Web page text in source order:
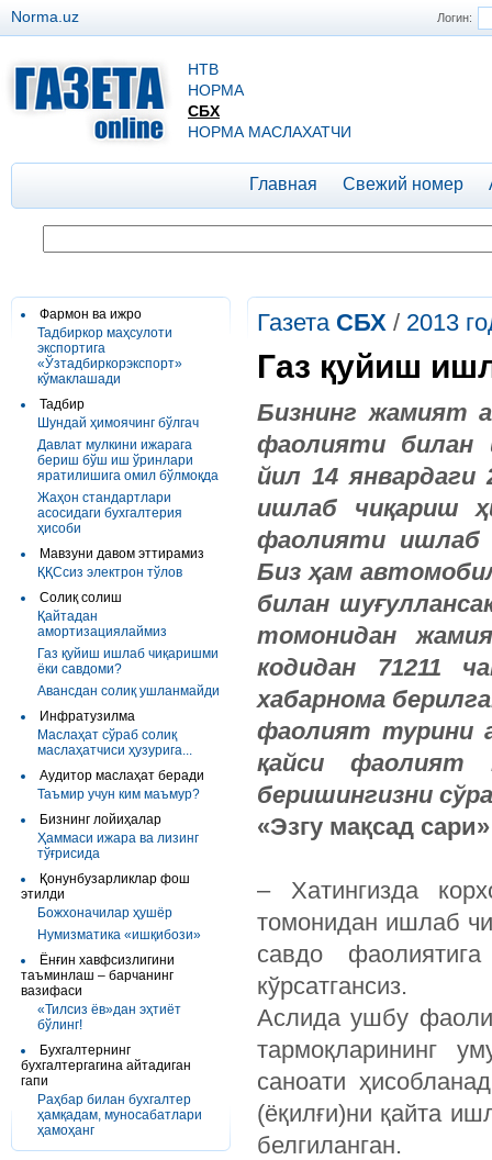
Логин:
Norma.uz
НТВ
НОРМА
СБХ
НОРМА МАСЛАХАТЧИ
Главная Свежий номер
Фармон ва ижро
Тадбиркор маҳсулоти
экспортига
«Ўзтадбиркорэкспорт»
кўмаклашади
Тадбир
Шундай ҳимоячинг бўлгач
Давлат мулкини ижарага
бериш бўш иш ўринлари
яратилишига омил бўлмоқда
Жаҳон стандартлари
асосидаги бухгалтерия
ҳисоби
Мавзуни давом эттирамиз
ҚҚСсиз электрон тўлов
Солиқ солиш
Қайтадан
амортизациялаймиз
Газ қуйиш ишлаб чиқаришми
ёки савдоми?
Авансдан солиқ ушланмайди
Инфратузилма
Маслаҳат сўраб солиқ
маслаҳатчиси ҳузурига...
Аудитор маслаҳат беради
Таъмир учун ким маъмур?
Бизнинг лойиҳалар
Ҳаммаси ижара ва лизинг
тўғрисида
Қонунбузарликлар фош
этилди
Божхоначилар ҳушёр
Нумизматика «ишқибози»
Ёнғин хавфсизлигини
таъминлаш – барчанинг
вазифаси
«Тилсиз ёв»дан эҳтиёт
бўлинг!
Бухгалтернинг
бухгалтергагина айтадиган
гапи
Раҳбар билан бухгалтер
ҳамқадам, муносабатлари
ҳамоҳанг
Газета СБХ / 2013
Газ қуйиш
Бизнинг жамият
фаолияти билан
йил 14
ишлаб чиқариш
фаолияти ишлаб
Биз ҳам
билан
томонидан
кодидан 71211
хабарнома
фаолият турини
қайси фаолият
беришингизни
«Эзгу мақсад
– Хатингизда
томонидан ишлаб
савдо
кўрсатгансиз.
Аслида ушбу
тармоқларининг
саноати
(ёқилғи)ни қайта
белгиланган.